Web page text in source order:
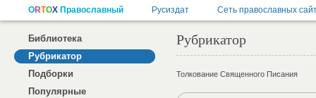
Библиотека
Рубрикатор
Подборки
Популярные
Рубрикатор
Толкование Священного Писания